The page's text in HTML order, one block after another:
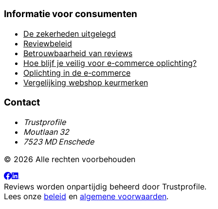
Informatie voor consumenten
De zekerheden uitgelegd
Reviewbeleid
Betrouwbaarheid van reviews
Hoe blijf je veilig voor e-commerce oplichting?
Oplichting in de e-commerce
Vergelijking webshop keurmerken
Contact
Trustprofile
Moutlaan 32
7523 MD Enschede
© 2026 Alle rechten voorbehouden
Reviews worden onpartijdig beheerd door Trustprofile.
Lees onze beleid en algemene voorwaarden.